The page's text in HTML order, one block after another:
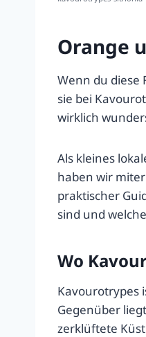
Orange
Wenn du diese
sie bei
wirklich
Als kleines
haben wir
praktischer
sind und
Wo
Kavourotrypes
Gegenüber
zerklüftete